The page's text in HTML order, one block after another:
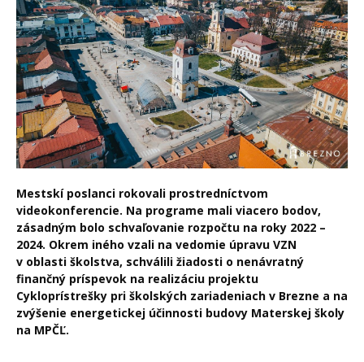
Mestskí poslanci rokovali prostredníctvom
videokonferencie. Na programe mali viacero bodov,
zásadným bolo schvaľovanie rozpočtu na roky 2022 –
2024. Okrem iného vzali na vedomie úpravu VZN
v oblasti školstva, schválili žiadosti o nenávratný
finančný príspevok na realizáciu projektu
Cykloprístrešky pri školských zariadeniach v Brezne a na
zvýšenie energetickej účinnosti budovy Materskej školy
na MPČĽ.